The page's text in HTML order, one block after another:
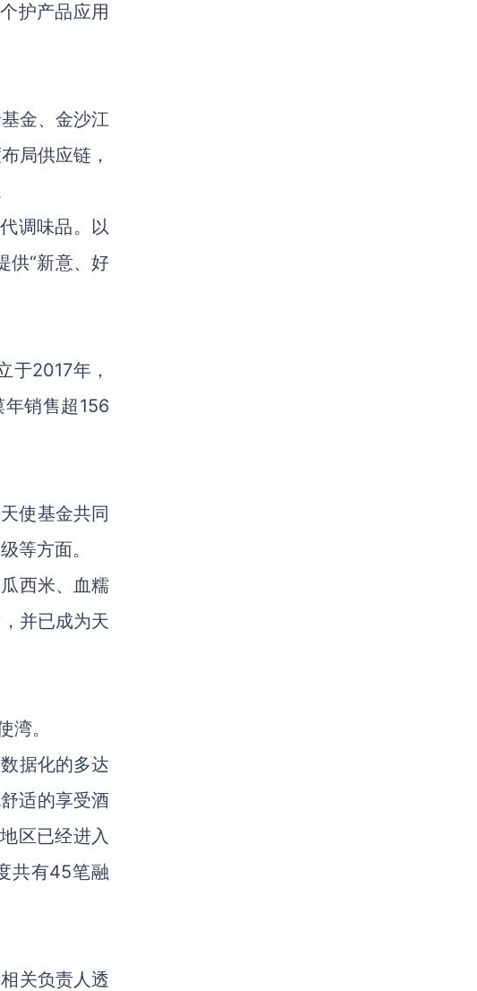
护产品应用
金、金沙江
局供应链，
调味品。以
供“新意、好
于2017年，
销售超156
使基金共同
等方面。
西米、血糯
并已成为天
。
据化的多达
适的享受酒
区已经进入
共有45笔融
关负责人透